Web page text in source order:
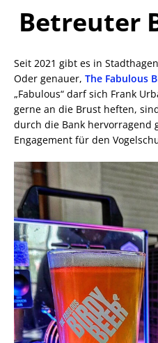
Betreuter
Seit 2021 gibt es in
Oder genauer, The Fabulous
„Fabulous“ darf sich Frank
gerne an die Brust heften,
durch die Bank hervorragend
Engagement für den